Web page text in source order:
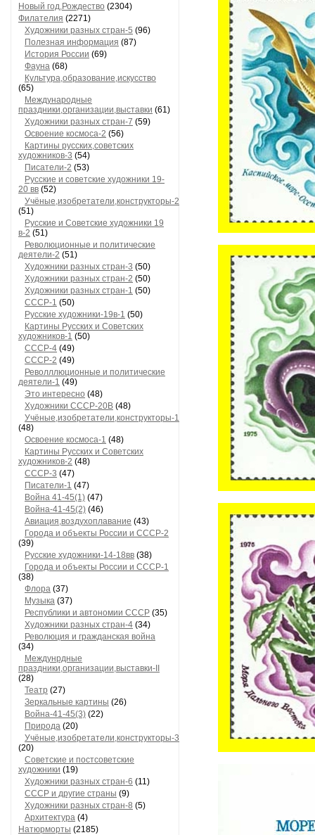
Новый год,Рождество (2304)
Филателия (2271)
Художники разных стран-5 (96)
Полезная информация (87)
История России (69)
Фауна (68)
Культура,образование,искусство
(65)
Международные
праздники,организации,выставки (61)
Художники разных стран-7 (59)
Освоение космоса-2 (56)
Картины русских,советских
художников-3 (54)
Писатели-2 (53)
Русские и советские художники 19-
20 вв (52)
Учёные,изобретатели,конструкторы-2
(51)
Русские и Советские художники 19
в-2 (51)
Революционные и политические
деятели-2 (51)
Художники разных стран-3 (50)
Художники разных стран-2 (50)
Художники разных стран-1 (50)
СССР-1 (50)
Русские художники-19в-1 (50)
Картины Русских и Советских
художников-1 (50)
СССР-4 (49)
СССР-2 (49)
Револллюционные и политические
деятели-1 (49)
Это интересно (48)
Художники СССР-20В (48)
Учёные,изобретатели,конструкторы-1
(48)
Освоение космоса-1 (48)
Картины Русских и Советских
художников-2 (48)
СССР-3 (47)
Писатели-1 (47)
Война 41-45(1) (47)
Война-41-45(2) (46)
Авиация,воздухоплавание (43)
Города и объекты России и СССР-2
(39)
Русские художники-14-18вв (38)
Города и объекты России и СССР-1
(38)
Флора (37)
Музыка (37)
Республики и автономии СССР (35)
Художники разных стран-4 (34)
Революция и гражданская война
(34)
Междунрдные
праздники,организации,выставки-II
(28)
Театр (27)
Зеркальные картины (26)
Война-41-45(3) (22)
Природа (20)
Учёные,изобретатели,конструкторы-3
(20)
Советские и постсоветские
художники (19)
Художники разных стран-6 (11)
СССР и другие страны (9)
Художники разных стран-8 (5)
Архитектура (4)
Натюрморты (2185)